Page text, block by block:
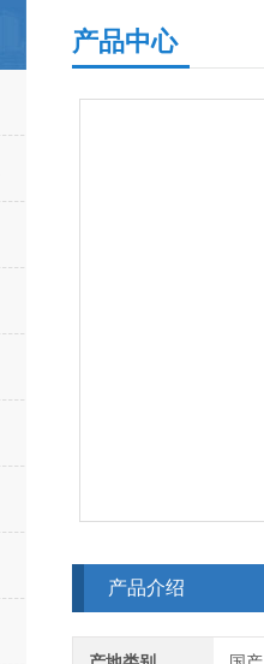
产品中心
产品介绍